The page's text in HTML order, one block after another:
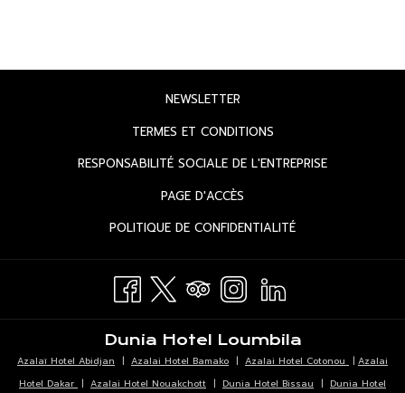
NEWSLETTEROUVRIR
NOUVEL
TERMES ET CONDITIONSOUVRIR
ONGLET
RESPONSABILITÉ SOCIALE DE L'ENTREPRISEOUVRIR
PAGE D'ACCÈS
NOUVEL
ONGLET
POLITIQUE DE CONFIDENTIALITÉOUVRIR
Dunia Hotel Loumbila
Azalaï Hotel Abidjan | Azalai Hotel Bamako | Azalai Hotel Cotonou | Azalai
Hotel Dakar | Azalai Hotel Nouakchott | Dunia Hotel Bissau | Dunia Hotel